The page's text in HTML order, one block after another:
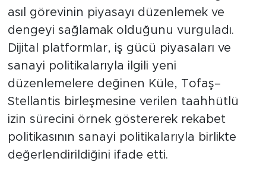
asıl görevinin piyasayı düzenlemek ve
dengeyi sağlamak olduğunu vurguladı.
Dijital platformlar, iş gücü piyasaları ve
sanayi politikalarıyla ilgili yeni
düzenlemelere değinen Küle, Tofaş–
Stellantis birleşmesine verilen taahhütlü
izin sürecini örnek göstererek rekabet
politikasının sanayi politikalarıyla birlikte
değerlendirildiğini ifade etti.